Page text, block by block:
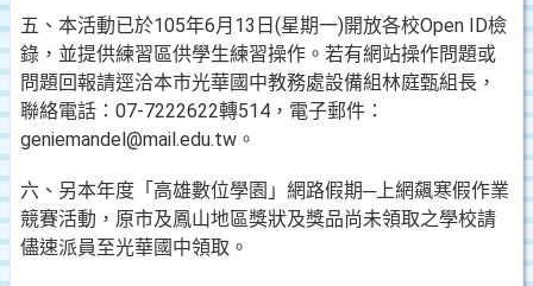
五、本活動已於105年6月13日(星期一)開放各校Open ID檢
錄，並提供練習區供學生練習操作。若有網站操作問題或
問題回報請逕洽本市光華國中教務處設備組林庭甄組長，
聯絡電話：07-7222622轉514，電子郵件：
geniemandel@mail.edu.tw。
六、另本年度「高雄數位學園」網路假期─上網飆寒假作業
競賽活動，原市及鳳山地區獎狀及獎品尚未領取之學校請
儘速派員至光華國中領取。